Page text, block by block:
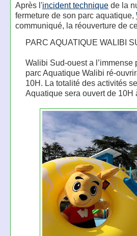
Après l'incident techniquede la
fermeture de son parc aquatique,
communiqué, la réouverture de
PARC AQUATIQUE WALIBI
Walibi Sud-ouest a
parc Aquatique Walibi ré-
10H. La totalité des activités
Aquatique sera ouvert de 10H